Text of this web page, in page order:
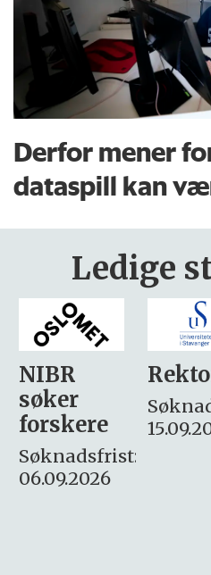
Derfor mener
dataspill kan
Ledige
Rektor
Søknadsfrist:
15.09.2026